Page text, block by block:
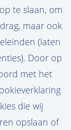
te slaan, om
maar ook
(laten
Door op
met het
die wij
opslaan of